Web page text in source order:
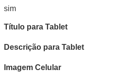
sim
Título para Tablet
Descrição para Tablet
Imagem Celular